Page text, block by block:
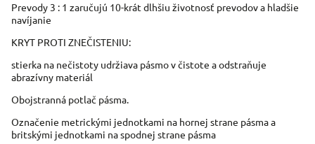
Prevody 3 : 1 zaručujú 10-krát dlhšiu životnosť prevodov a hladšie
navíjanie
KRYT PROTI ZNEČISTENIU:
stierka na nečistoty udržiava pásmo v čistote a odstraňuje
abrazívny materiál
Obojstranná potlač pásma.
Označenie metrickými jednotkami na hornej strane pásma a
britskými jednotkami na spodnej strane pásma